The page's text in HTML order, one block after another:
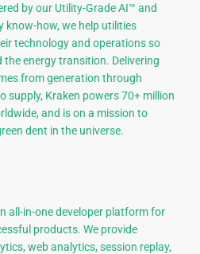
by our Utility-Grade AI™ and
know-how, we help utilities
technology and operations so
the energy transition. Delivering
from generation through
supply, Kraken powers 70+ million
and is on a mission to
dent in the universe.
all-in-one developer platform for
products. We provide
web analytics, session replay,